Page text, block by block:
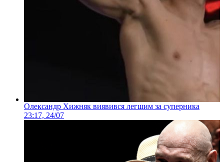
Олександр Хижняк виявився легшим за суперника
23:17, 24/07